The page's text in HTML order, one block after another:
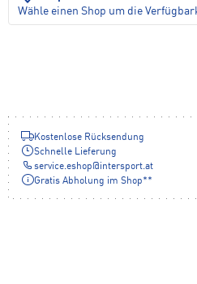
Wähle einen Shop um die
Kostenlose Rücksendung
Schnelle Lieferung
service.eshop@intersport.at
Gratis Abholung im Shop**